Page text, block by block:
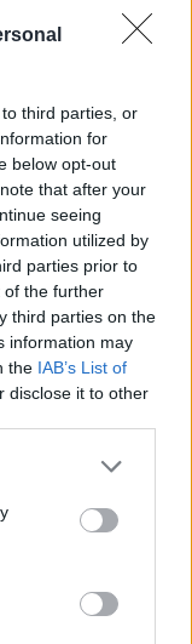
third parties, or
for
below opt-out
that after your
seeing
utilized by
parties prior to
of the further
third parties on the
information may
the IAB’s List of
disclose it to other
имам и
рибките ги
една